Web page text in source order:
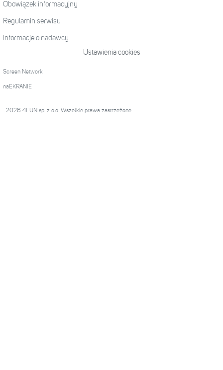
Obowiązek informacyjny
Regulamin serwisu
Informacje o nadawcy
Ustawienia cookies
Screen Network
naEKRANIE
2026 4FUN sp. z o.o. Wszelkie prawa zastrzeżone.